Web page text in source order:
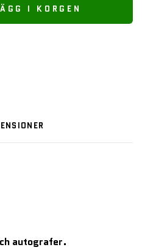
I KORGEN
autografer.